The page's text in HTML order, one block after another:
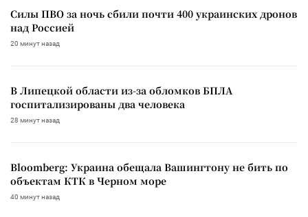
Силы ПВО за ночь сбили почти 400 украинских дронов
над Россией
20 минут назад
В Липецкой области из-за обломков БПЛА
госпитализированы два человека
28 минут назад
Bloomberg: Украина обещала Вашингтону не бить по
объектам КТК в Черном море
40 минут назад